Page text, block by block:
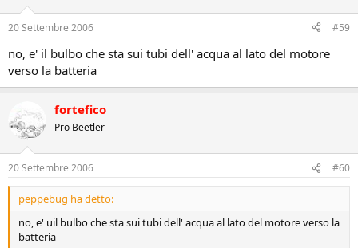
20 Settembre 2006 #59
no, e' il bulbo che sta sui tubi dell' acqua al lato del motore
verso la batteria
fortefico
Pro Beetler
20 Settembre 2006 #60
peppebug ha detto:
no, e' uil bulbo che sta sui tubi dell' acqua al lato del motore verso la
batteria